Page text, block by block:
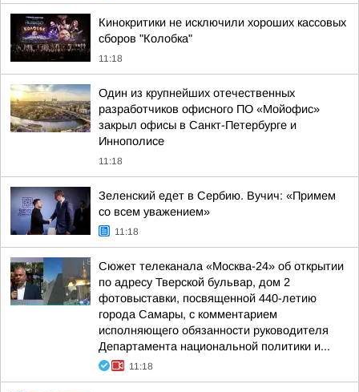
Кинокритики не исключили хороших кассовых
сборов "Колобка"
11:18
Один из крупнейших отечественных
разработчиков офисного ПО «Мойофис»
закрыл офисы в Санкт-Петербурге и
Иннополисе
11:18
Зеленский едет в Сербию. Вучич: «Примем
со всем уважением»
11:18
Сюжет телеканала «Москва-24» об открытии
по адресу Тверской бульвар, дом 2
фотовыставки, посвященной 440-летию
города Самары, с комментарием
исполняющего обязанности руководителя
Департамента национальной политики и...
11:18